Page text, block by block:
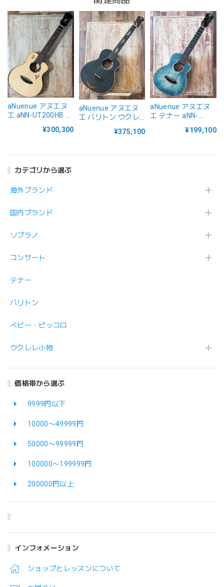
カテゴリから選ぶ
海外ブランド
国内ブランド
ソプラノ
コンサート
テナー
バリトン
ベビー・ピッコロ
ウクレレ小物
価格帯から選ぶ
9999円以下
10000〜49999円
50000〜99999円
100000〜199999円
200000円以上
インフォメーション
ショップとレッスンについて
aNuenue アヌエヌ
エ aNN-UT200HB テ
ングバード¥300,300
aNuenue アヌエヌ
エ バリトン ウクレ
Kyas Black Whale
搭載
¥375,100
aNuenue アヌエヌ
エ テナー aNN-
Series Air Air ピッ
¥199,100